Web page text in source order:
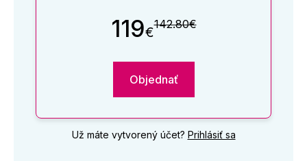
119€142.80€
Objednať
Už máte vytvorený účet? Prihlásiť sa